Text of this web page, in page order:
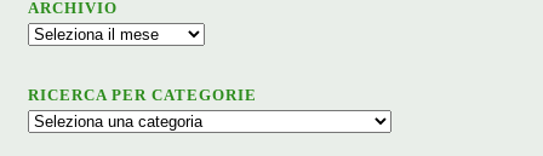
ARCHIVIO
Archivio
RICERCA PER CATEGORIE
Ricerca